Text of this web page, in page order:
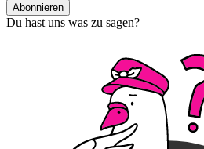
Abonnieren
Du hast uns was zu sagen?